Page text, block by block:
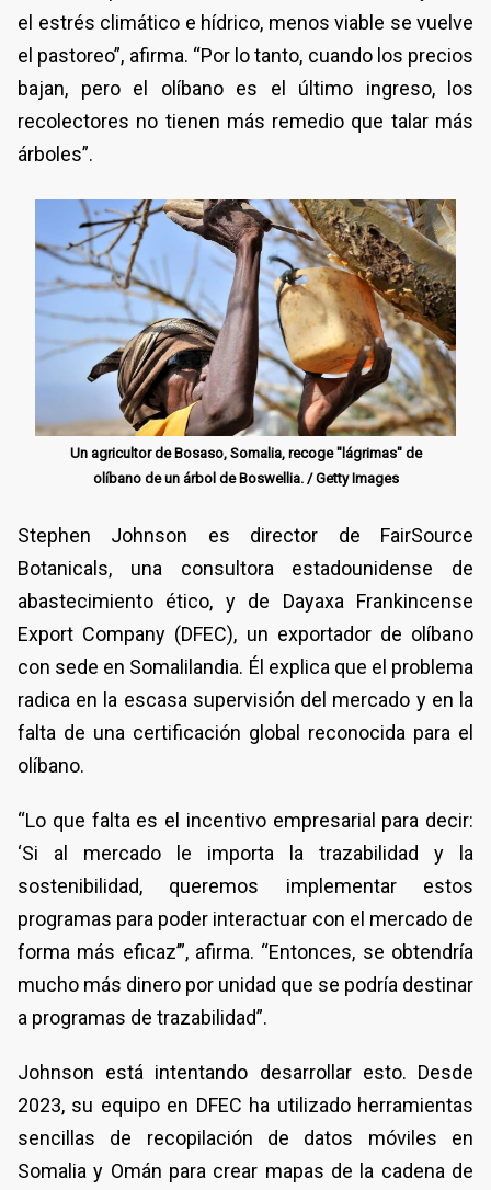
el estrés climático e hídrico, menos viable se vuelve
el pastoreo”, afirma. “Por lo tanto, cuando los precios
bajan, pero el olíbano es el último ingreso, los
recolectores no tienen más remedio que talar más
árboles”.
Un agricultor de Bosaso, Somalia, recoge "lágrimas" de
olíbano de un árbol de Boswellia. / Getty Images
Stephen Johnson es director de FairSource
Botanicals, una consultora estadounidense de
abastecimiento ético, y de Dayaxa Frankincense
Export Company (DFEC), un exportador de olíbano
con sede en Somalilandia. Él explica que el problema
radica en la escasa supervisión del mercado y en la
falta de una certificación global reconocida para el
olíbano.
“Lo que falta es el incentivo empresarial para decir:
‘Si al mercado le importa la trazabilidad y la
sostenibilidad, queremos implementar estos
programas para poder interactuar con el mercado de
forma más eficaz’”, afirma. “Entonces, se obtendría
mucho más dinero por unidad que se podría destinar
a programas de trazabilidad”.
Johnson está intentando desarrollar esto. Desde
2023, su equipo en DFEC ha utilizado herramientas
sencillas de recopilación de datos móviles en
Somalia y Omán para crear mapas de la cadena de